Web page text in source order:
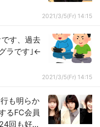
2021/3/5(Fr) 14:15
です、過去
ラです｣←
2021/3/5(Fr) 14:15
も明らか
るFC会員
回も好評